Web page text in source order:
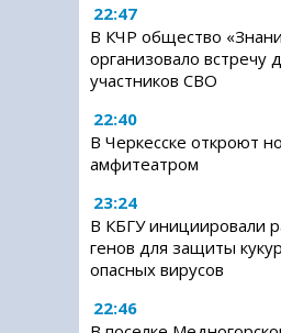
22:47
В КЧР общество
организовало встречу
участников СВО
22:40
В Черкесске откроют
амфитеатром
23:24
В КБГУ инициировали
генов для защиты
опасных вирусов
22:46